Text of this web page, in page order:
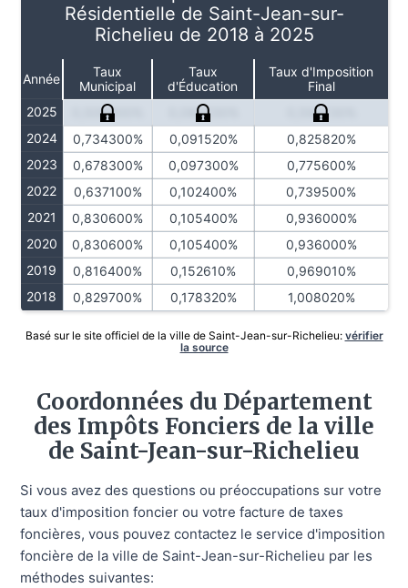
Résidentielle de Saint-Jean-sur-
Richelieu de 2018 à 2025
Année
Taux
Municipal
Taux
d'Éducation
Taux d'Imposition
Final
2025
0,509900% 0,084230%
0,594130%
2024
0,734300% 0,091520%
0,825820%
2023
0,678300% 0,097300%
0,775600%
2022
0,637100% 0,102400%
0,739500%
2021
0,830600% 0,105400%
0,936000%
2020
0,830600% 0,105400%
0,936000%
2019
0,816400% 0,152610%
0,969010%
2018
0,829700% 0,178320% 1,008020%
Basé sur le site officiel de la ville de Saint-Jean-sur-Richelieu: vérifier
la source
Coordonnées du Département
des Impôts Fonciers de la ville
de Saint-Jean-sur-Richelieu
Si vous avez des questions ou préoccupations sur votre
taux d'imposition foncier ou votre facture de taxes
foncières, vous pouvez contactez le service d'imposition
foncière de la ville de Saint-Jean-sur-Richelieu par les
méthodes suivantes: